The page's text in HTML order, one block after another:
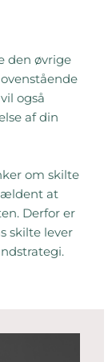
den øvrige
også
af din
om skilte
at
Derfor er
skilte lever